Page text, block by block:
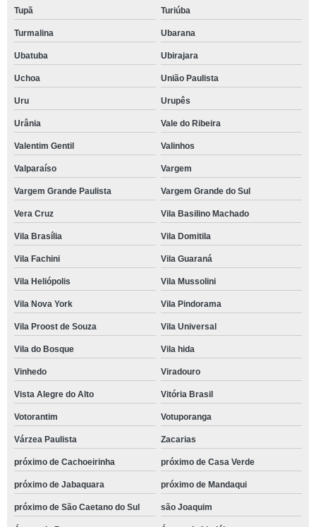
Tupã Turiúba
Turmalina Ubarana
Ubatuba Ubirajara
Uchoa União Paulista
Uru Urupês
Urânia Vale do Ribeira
Valentim Gentil Valinhos
Valparaíso Vargem
Vargem Grande Paulista Vargem Grande do Sul
Vera Cruz Vila Basilino Machado
Vila Brasília Vila Domitila
Vila Fachini Vila Guaraná
Vila Heliópolis Vila Mussolini
Vila Nova York Vila Pindorama
Vila Proost de Souza Vila Universal
Vila do Bosque Vila hida
Vinhedo Viradouro
Vista Alegre do Alto Vitória Brasil
Votorantim Votuporanga
Várzea Paulista Zacarias
próximo de Cachoeirinha próximo de Casa Verde
próximo de Jabaquara próximo de Mandaqui
próximo de São Caetano do Sul são Joaquim